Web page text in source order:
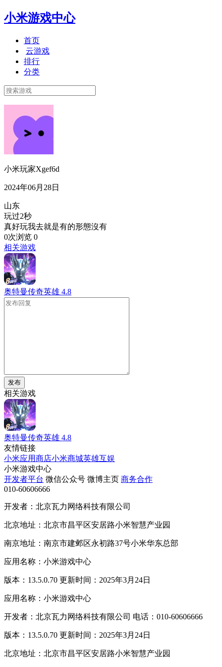
小米游戏中心
首页
云游戏
排行
分类
小米玩家Xgef6d
2024年06月28日
山东
玩过2秒
真好玩我去就是有的形態沒有
0次浏览 0
相关游戏
奥特曼传奇英雄 4.8
发布
相关游戏
奥特曼传奇英雄 4.8
友情链接
小米应用商店小米商城英雄互娱
小米游戏中心
开发者平台 微信公众号 微博主页 商务合作
010-60606666
开发者：北京瓦力网络科技有限公司
北京地址：北京市昌平区安居路小米智慧产业园
南京地址：南京市建邺区永初路37号小米华东总部
应用名称：小米游戏中心
版本：13.5.0.70 更新时间：2025年3月24日
应用名称：小米游戏中心
开发者：北京瓦力网络科技有限公司 电话：010-60606666
版本：13.5.0.70 更新时间：2025年3月24日
北京地址：北京市昌平区安居路小米智慧产业园